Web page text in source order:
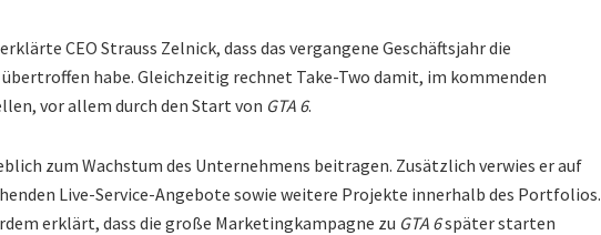
CEO Strauss Zelnick, dass das vergangene Geschäftsjahr die
habe. Gleichzeitig rechnet Take-Two damit, im kommenden
vor allem durch den Start von GTA 6.
zum Wachstum des Unternehmens beitragen. Zusätzlich verwies er auf
Live-Service-Angebote sowie weitere Projekte innerhalb des Portfolios.
erklärt, dass die große Marketingkampagne zu GTA 6später starten